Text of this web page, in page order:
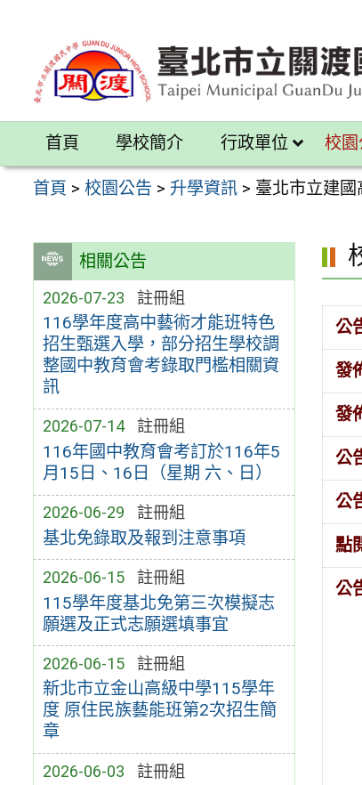
內
區
首頁 學校簡介 行政單位 校
首頁 >校園公告 > 升學資訊 > 臺北市立建
相關公告
2026-07-23 註冊組
116學年度高中藝術才能班特色
招生甄選入學，部分招生學校調
整國中教育會考錄取門檻相關資
訊
2026-07-14 註冊組
116年國中教育會考訂於116年5
月15日、16日（星期 六、日）
2026-06-29 註冊組
基北免錄取及報到注意事項
2026-06-15 註冊組
115學年度基北免第三次模擬志
願選及正式志願選填事宜
2026-06-15 註冊組
新北市立金山高級中學115學年
度 原住民族藝能班第2次招生簡
章
2026-06-03 註冊組
公
發
發
公
公
點
公